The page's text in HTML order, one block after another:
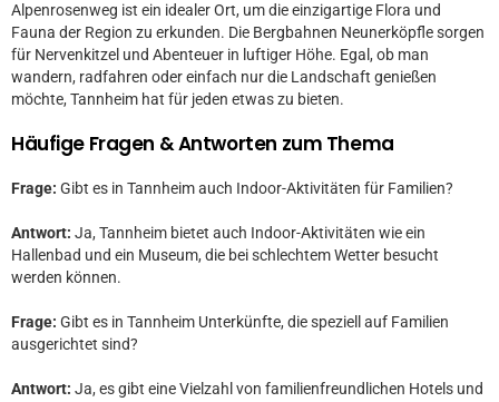
Alpenrosenweg ist ein idealer Ort, um die einzigartige Flora und
Fauna der Region zu erkunden. Die Bergbahnen Neunerköpfle sorgen
für Nervenkitzel und Abenteuer in luftiger Höhe. Egal, ob man
wandern, radfahren oder einfach nur die Landschaft genießen
möchte, Tannheim hat für jeden etwas zu bieten.
Häufige Fragen & Antworten zum Thema
Frage: Gibt es in Tannheim auch Indoor-Aktivitäten für Familien?
Antwort: Ja, Tannheim bietet auch Indoor-Aktivitäten wie ein
Hallenbad und ein Museum, die bei schlechtem Wetter besucht
werden können.
Frage: Gibt es in Tannheim Unterkünfte, die speziell auf Familien
ausgerichtet sind?
Antwort: Ja, es gibt eine Vielzahl von familienfreundlichen Hotels und